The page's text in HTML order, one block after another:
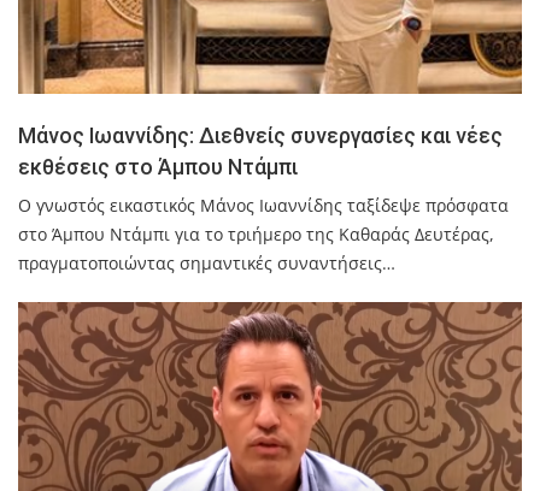
Μάνος Ιωαννίδης: Διεθνείς συνεργασίες και νέες
εκθέσεις στο Άμπου Ντάμπι
Ο γνωστός εικαστικός Μάνος Ιωαννίδης ταξίδεψε πρόσφατα
στο Άμπου Ντάμπι για το τριήμερο της Καθαράς Δευτέρας,
πραγματοποιώντας σημαντικές συναντήσεις…